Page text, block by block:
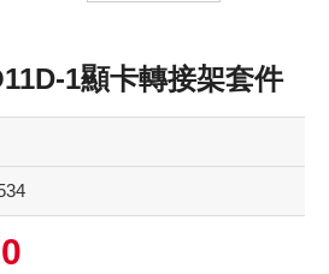
1顯卡轉接架套件